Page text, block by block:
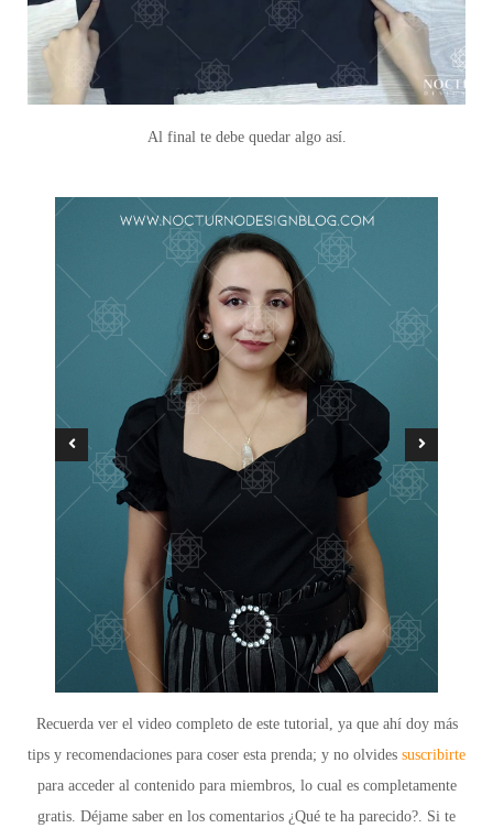
Al final te debe quedar algo así.
Recuerda ver el video completo de este tutorial, ya que ahí doy más
tips y recomendaciones para coser esta prenda; y no olvides suscribirte
para acceder al contenido para miembros, lo cual es completamente
gratis. Déjame saber en los comentarios ¿Qué te ha parecido?. Si te